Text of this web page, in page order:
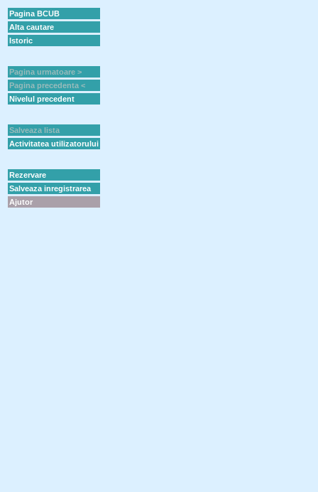
Pagina BCUB
Alta cautare
Istoric
Pagina urmatoare >
Pagina precedenta <
Nivelul precedent
Salveaza lista
Activitatea utilizatorului
Rezervare
Salveaza inregistrarea
Ajutor